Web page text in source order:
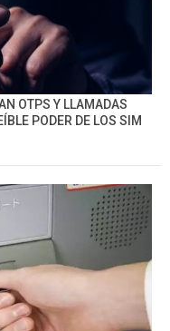
OTPS Y LLAMADAS
PODER DE LOS SIM